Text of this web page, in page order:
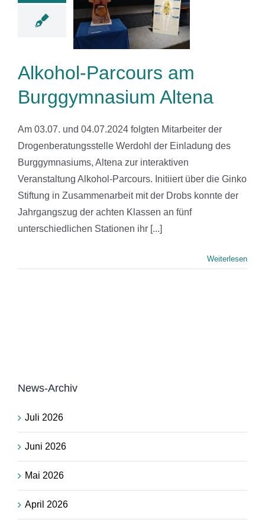
am
Alkohol-Parcours am
Burggymnasium Altena
Am 03.07. und 04.07.2024 folgten Mitarbeiter der
Drogenberatungsstelle Werdohl der Einladung des
Burggymnasiums, Altena zur interaktiven
Veranstaltung Alkohol-Parcours. Initiiert über die Ginko
Stiftung in Zusammenarbeit mit der Drobs konnte der
Jahrgangszug der achten Klassen an fünf
unterschiedlichen Stationen ihr [...]
Weiterlesen
News-Archiv
Juli 2026
Juni 2026
Mai 2026
April 2026